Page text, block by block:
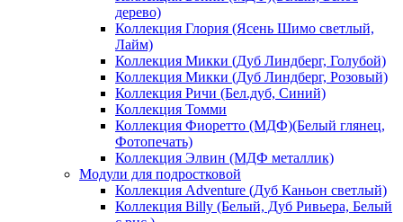
дерево)
Коллекция Глория (Ясень Шимо светлый,
Лайм)
Коллекция Микки (Дуб Линдберг, Голубой)
Коллекция Микки (Дуб Линдберг, Розовый)
Коллекция Ричи (Бел.дуб, Синий)
Коллекция Томми
Коллекция Фиоретто (МДФ)(Белый глянец,
Фотопечать)
Коллекция Элвин (МДФ металлик)
Модули для подростковой
Коллекция Adventure (Дуб Каньон светлый)
Коллекция Billy (Белый, Дуб Ривьера, Белый